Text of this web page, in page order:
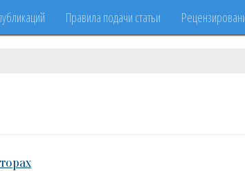
Правила подачи статьи